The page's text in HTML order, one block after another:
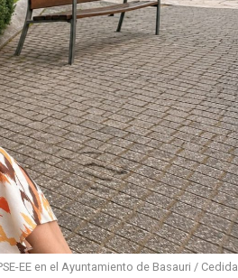
EE en el Ayuntamiento de Basauri / Cedida